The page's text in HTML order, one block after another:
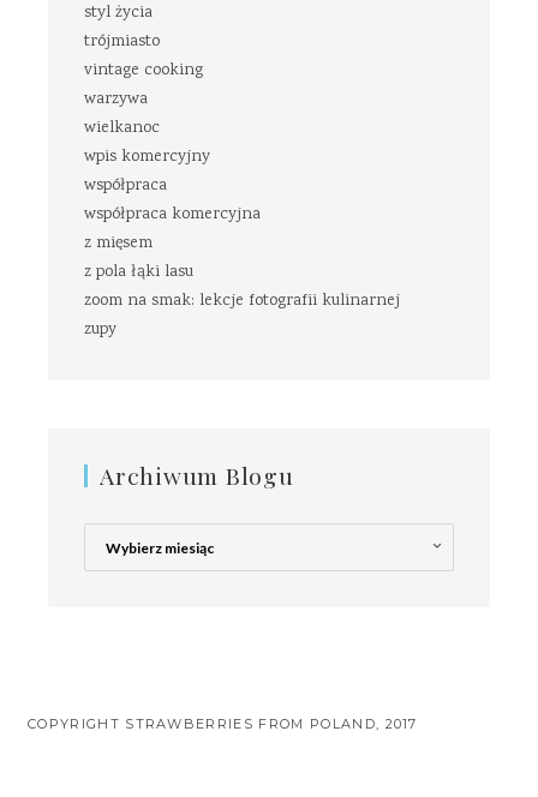
styl życia
trójmiasto
vintage cooking
warzywa
wielkanoc
wpis komercyjny
współpraca
współpraca komercyjna
z mięsem
z pola łąki lasu
zoom na smak: lekcje fotografii kulinarnej
zupy
Archiwum Blogu
Archiwum
Blogu
COPYRIGHT STRAWBERRIES FROM POLAND, 2017